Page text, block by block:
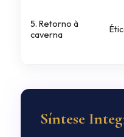
5. Retorno à
caverna
Síntese